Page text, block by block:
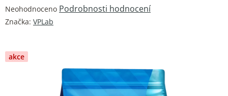
Průměrné
hodnocení
0,0
z
Neohodnoceno Podrobnosti hodnocení
Značka: VPLab
akce